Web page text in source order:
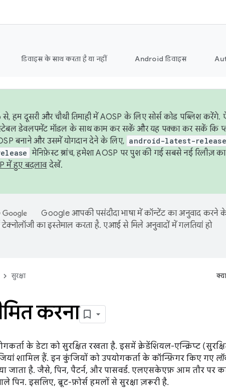
डिवाइस के साथ करता है या नहीं Android डिवाइस
हम दूसरी और चौथी तिमाही में AOSP के लिए सोर्स कोड पब्लिश करेंगे.
डेवलपमेंट मॉडल के साथ काम कर सकें और यह पक्का कर सकें कि
बनाने और उसमें योगदान देने के लिए, android-latest-release
मेनिफ़ेस्ट ब्रांच, हमेशा AOSP पर पुश की गई सबसे नई रिलीज़
में हुए बदलावदेखें.
Google आपकी पसंदीदा भाषा में कॉन्टेंट का अनुवाद करने
का इस्तेमाल करता है. एआई से मिले अनुवादों में गलतियां हो
सुरक्षा
करना
के डेटा को सुरक्षित रखता है. इसमें क्रेडेंशियल-एन्क्रिप्ट
शामिल हैं. इन कुंजियों को उपयोगकर्ता के कॉन्फ़िगर किए गए
जाता है. जैसे, पिन, पैटर्न, और पासवर्ड. एलएसकेएफ़ आम तौर पर कम
पिन. इसलिए, ब्रूट-फ़ोर्स हमलों से सुरक्षा ज़रूरी है.